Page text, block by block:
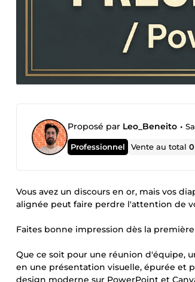
Proposé par Leo_Beneito •
Professionnel Vente au total0
Vous avez un discours en or, mais vos
alignée peut faire perdre l'attention de
Faites bonne impression dès la
Que ce soit pour une réunion d'équipe,
en une présentation visuelle, épurée et
design moderne sur PowerPoint et